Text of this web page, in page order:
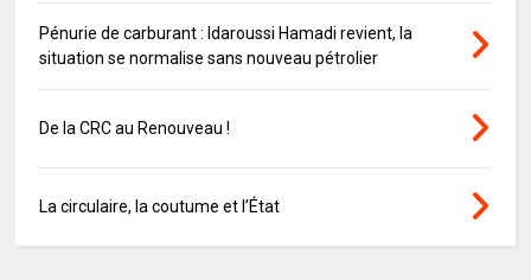
Pénurie de carburant : Idaroussi Hamadi revient, la
situation se normalise sans nouveau pétrolier
De la CRC au Renouveau !
La circulaire, la coutume et l’État